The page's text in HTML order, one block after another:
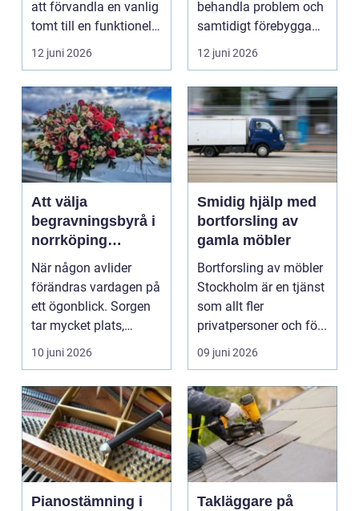
att förvandla en vanlig
tomt till en funktionell,
vacker oc...
12 juni 2026
behandla problem och
samtidigt förebygga
framtida besvär. För
många...
12 juni 2026
Att välja
begravningsbyrå i
norrköping
trygghet, stöd och
praktisk hjälp
När någon avlider
förändras vardagen på
ett ögonblick. Sorgen
tar mycket plats,
samtidigt som många
10 juni 2026
Smidig hjälp med
bortforsling av
gamla möbler
Bortforsling av möbler
Stockholm är en tjänst
som allt fler
privatpersoner och fö...
09 juni 2026
Pianostämning i
Takläggare på